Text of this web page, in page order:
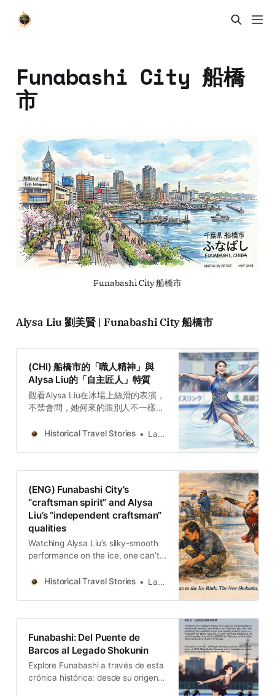
Funabashi City 船橋
市
Funabashi City 船橋市
Alysa Liu 劉美賢 | Funabashi City 船橋市
(CHI) 船橋市的「職人精神」與
Alysa Liu的「自主匠人」特質
觀看Alysa Liu在冰場上絲滑的表演，
不禁會問，她何來的跟別人不一樣的
時間在千葉縣船橋市受訓，船橋的靈
性的覺醒」融合為一。
Historical Travel Stories Lawrence
(ENG) Funabashi City’s
“craftsman spirit” and Alysa
Liu’s “independent craftsman”
qualities
Watching Alysa Liu’s silky-smooth
performance on the ice, one can’t
confidence and skill come from.
edge control and “awakening of
Historical Travel Stories Lawrence
Funabashi: Del Puente de
Barcos al Legado Shokunin
Explore Funabashi a través de esta
crónica histórica: desde su origen